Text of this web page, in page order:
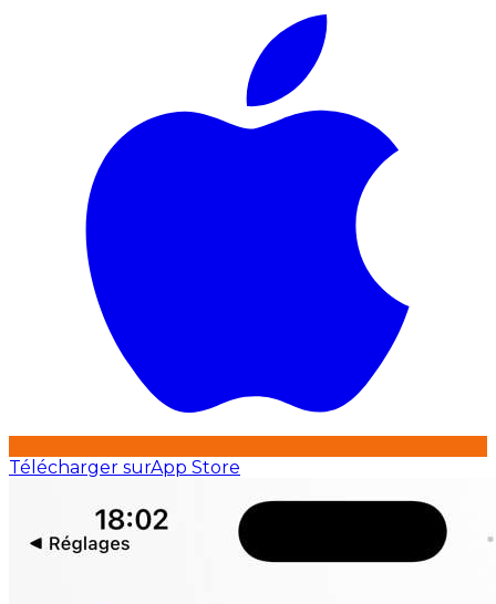
Télécharger surApp Store